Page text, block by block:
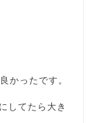
かったです。
してたら大き